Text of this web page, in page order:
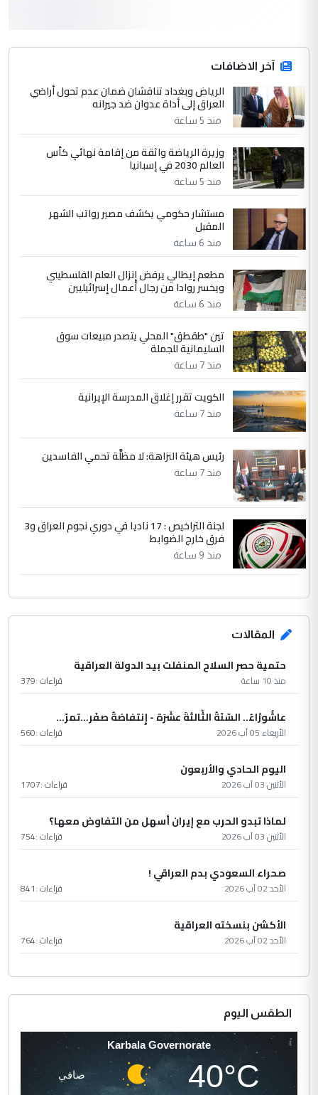
جنسية الرافد الثالث للعراق ومن اصول عريقة
ابا فرات ...
الموضوع :
الجواهري يرد على صدام حسين سل
مضجعيك يابن الزنا (نص كامل)
سردار
التعليق : واحد من عصابة علي ماما يسقط
جنسية الرافد الثالث للعراق ومن اصول عريقة
ابا فرات ...
الموضوع :
الجواهري يرد على صدام حسين سل
مضجعيك يابن الزنا (نص كامل)
5 حيدر عاشور
التعليق : تحياتي لك استاذ حامدتركان. كلام
دقيق ومسؤول؛ فالاستثمار الحقيقي للإنسان
وثروات البلد يعتمد على الكفاءة ...
الموضوع :
بين الإهمال واغتصاب الأرض.. بلاد
الرافدين تعاني الجفاف والتصحر!!
آخر الاضافات
الرياض وبغداد تناقشان ضمان عدم تحول أراضي
العراق إلى أداة عدوان ضد جيرانه
منذ 5 ساعة
وزيرة الرياضة واثقة من إقامة نهائي كأس
العالم 2030 في إسبانيا
منذ 5 ساعة
مستشار حكومي يكشف مصير رواتب الشهر
المقبل
منذ 6 ساعة
مطعم إيطالي يرفض إنزال العلم الفلسطيني
ويخسر روادا من رجال أعمال إسرائيليين
منذ 6 ساعة
تين "طقطق" المحلي يتصدر مبيعات سوق
السليمانية للجملة
منذ 7 ساعة
الكويت تقرر إغلاق المدرسة الإيرانية
منذ 7 ساعة
رئيس هيئة النزاهة: لا مظلَّة تحمي الفاسدين
منذ 7 ساعة
لجنة التراخيص : 17 ناديا في دوري نجوم العراق و3
فرق خارج الضوابط
منذ 9 ساعة
المقالات
حتمية حصر السلاح المنفلت بيد الدولة العراقية
منذ 10 ساعة قراءات :379
عاشُورْاءُ.. السّنَةُ الثّالثةَ عشَرَة - إِنتفاضةُ صفَر…تمرّ...
الأربعاء 05 آب 2026 قراءات :560
اليوم الحادي والأربعون
الأثنين 03 آب 2026 قراءات :1707
لماذا تبدو الحرب مع إيران أسهل من التفاوض معها؟
الأثنين 03 آب 2026 قراءات :754
صحراء السعودي بدم العراقي !
الأحد 02 آب 2026 قراءات :841
الأكشن بنسخته العراقية
الأحد 02 آب 2026 قراءات :764
الطقس اليوم
Karbala Governorate
40°C صافي